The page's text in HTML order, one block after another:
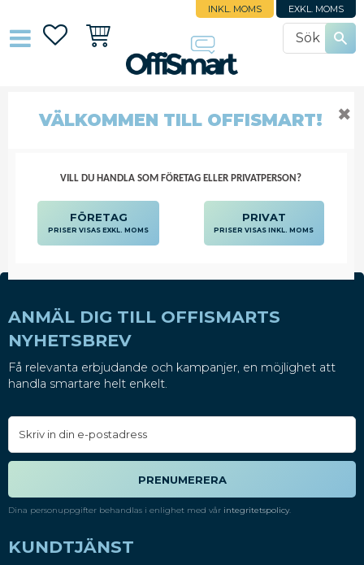
INKL. MOMS EXKL. MOMS
FavoriterKundvagn
OH-LAMPOR
OH-LAMPOR
ANMÄL DIG TILL OFFISMARTS
NYHETSBREV
Få relevanta erbjudande och kampanjer, en möjlighet att
handla smartare helt enkelt.
PRENUMERERA
Dina personuppgifter behandlas i enlighet med vår integritetspolicy.
KUNDTJÄNST
VÄLKOMMEN TILL OFFISMART!
VILL DU HANDLA SOM FÖRETAG ELLER PRIVATPERSON?
FÖRETAG
PRISER VISAS EXKL. MOMS
PRIVAT
PRISER VISAS INKL. MOMS
✖